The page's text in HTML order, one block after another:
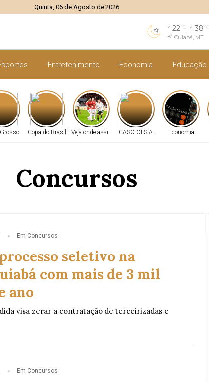
Quinta, 06 de Agosto de 2026
22°C 38°C
Cuiabá, MT
Entretenimento Economia Educação
Copa do Brasil Veja onde assistir CASO OI S.A. Economia
Concursos
Em Concursos
seletivo na
com mais de 3 mil
ano
visa zerar a contratação de terceirizadas e
Em Concursos